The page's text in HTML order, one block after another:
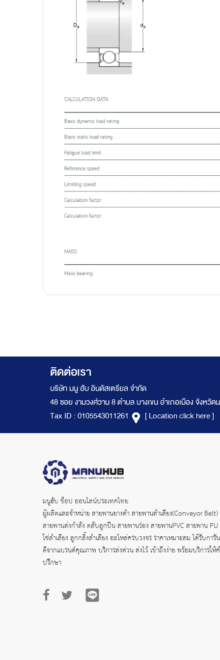
ติดต่อเรา
บริษัท มนู ฮับ อินดัสเตรียล จำกัด
48 ซอย งามวงศ์วาน 8 ตำบล บางเขน อำเภอเมือง จังหวัด
Tax ID : 0105543011261
[ Location click here ]
มนูฮับ ช็อป ออนไลน์ประเทศไทย
ผู้ผลิตและจำหน่ายสายพานยางดำสายพานลำเลียง(Conveyor Belt)
สายพานส่งกำลังตลับลูกปืน สายพานร่อง สายพานPVC สายพาน PU
โซ่ลำเลียง ลูกกลิ้งลำเลียง อะไหล่ครบวงจร ราคาเหมาะสม ได้รับการัน
ตีจากแบรนด์คุณภาพ บริการส่งด่วน ส่งไว้ เข้าถึงง่าย พร้อมบริการให้
ปรึกษา